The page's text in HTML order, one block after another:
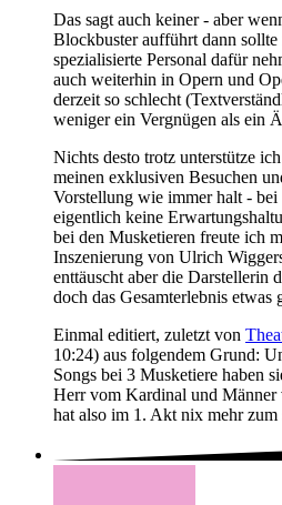
Das sagt auch keiner - aber
Blockbuster aufführt dann sollte
spezialisierte Personal dafür
auch weiterhin in Opern und
derzeit so schlecht
weniger ein Vergnügen als ein
Nichts desto trotz unterstütze
meinen exklusiven Besuchen
Vorstellung wie immer halt -
eigentlich keine
bei den Musketieren freute ich
Inszenierung von Ulrich
enttäuscht aber die Darstellerin
doch das Gesamterlebnis etwas
Einmal editiert, zuletzt von
10:24) aus folgendem Grund:
Songs bei 3 Musketiere haben
Herr vom Kardinal und
hat also im 1. Akt nix mehr zum